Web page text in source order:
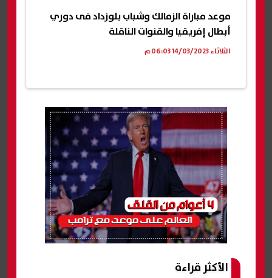
موعد مباراة الزمالك وشباب بلوزداد فى دوري
أبطال إفريقيا والقنوات الناقلة
الثلاثاء 14/03/2023 06:03 م
الأكثر قراءة